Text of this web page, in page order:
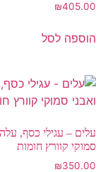
₪405.00
הוספה לסל
עלים – עגילי כסף, עלה
סמוקי קוורץ חומות
₪350.00